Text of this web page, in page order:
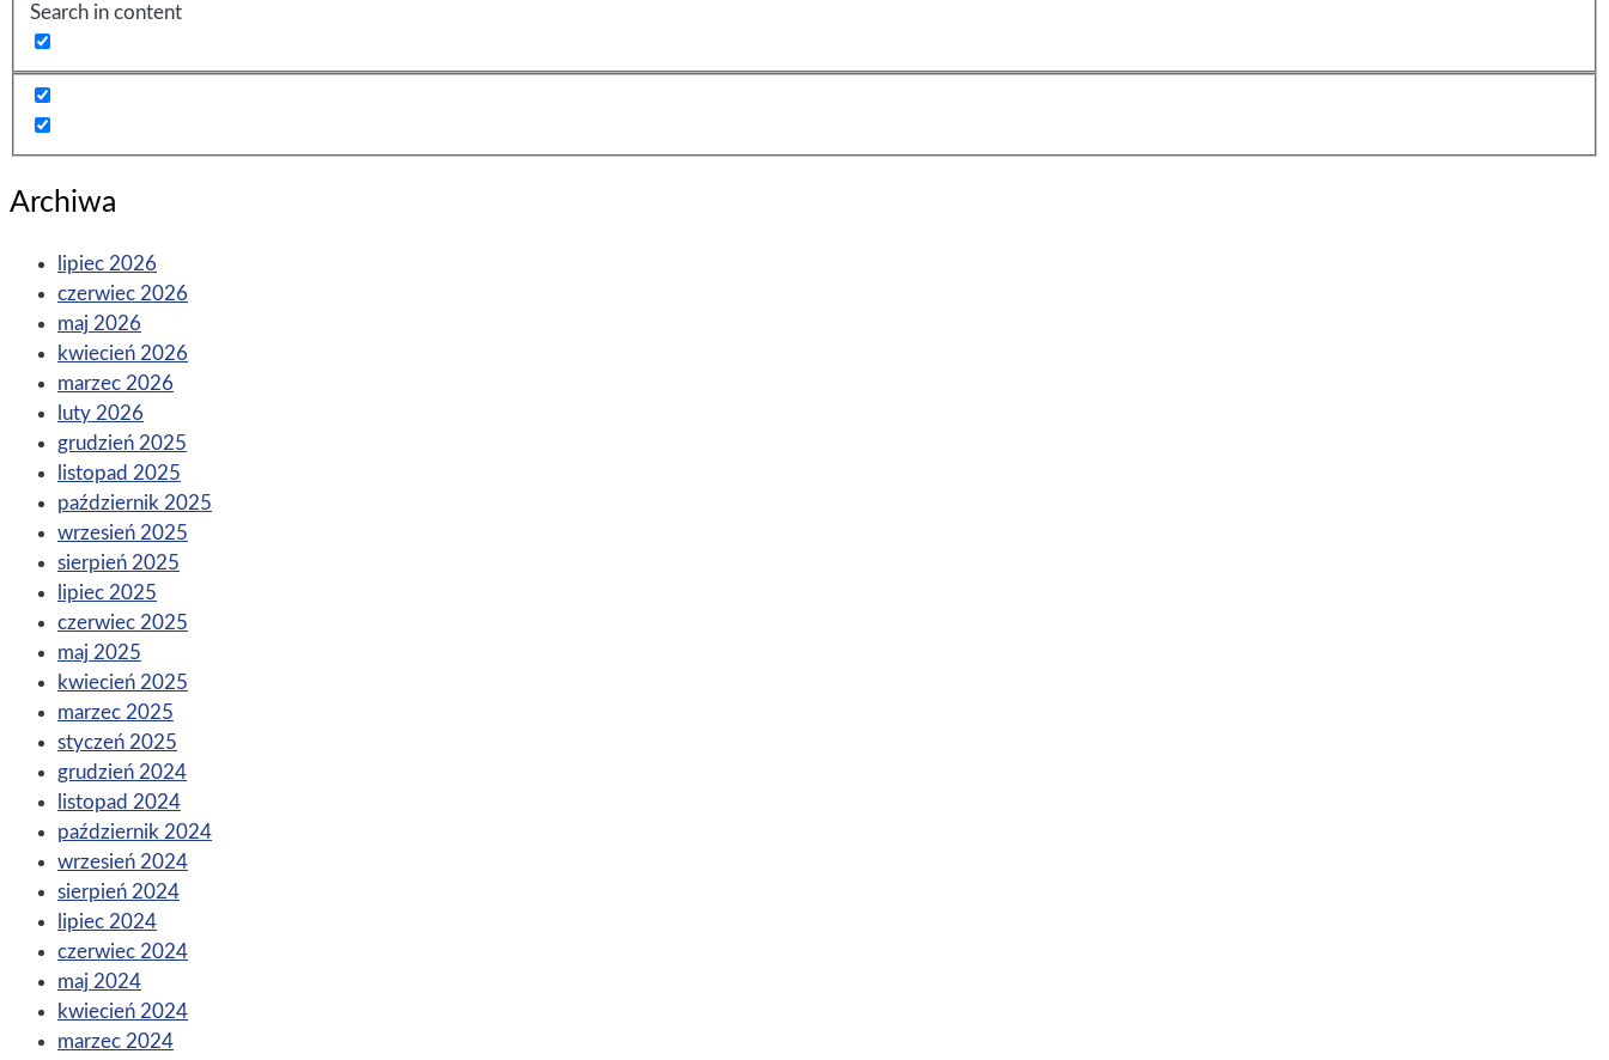
Search in content
Archiwa
lipiec 2026
czerwiec 2026
maj 2026
kwiecień 2026
marzec 2026
luty 2026
grudzień 2025
listopad 2025
październik 2025
wrzesień 2025
sierpień 2025
lipiec 2025
czerwiec 2025
maj 2025
kwiecień 2025
marzec 2025
styczeń 2025
grudzień 2024
listopad 2024
październik 2024
wrzesień 2024
sierpień 2024
lipiec 2024
czerwiec 2024
maj 2024
kwiecień 2024
marzec 2024